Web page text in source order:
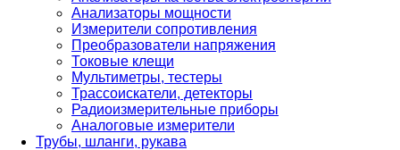
Анализаторы мощности
Измерители сопротивления
Преобразователи напряжения
Токовые клещи
Мультиметры, тестеры
Трассоискатели, детекторы
Радиоизмерительные приборы
Аналоговые измерители
Трубы, шланги, рукава